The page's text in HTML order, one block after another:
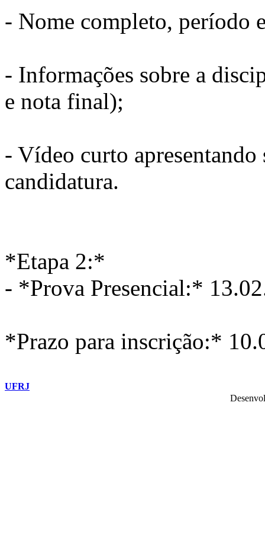
- Nome completo, período
- Informações sobre a
e nota final);
- Vídeo curto apresentando
candidatura.
*Etapa 2:*
- *Prova Presencial:*
*Prazo para inscrição:*
UFRJ